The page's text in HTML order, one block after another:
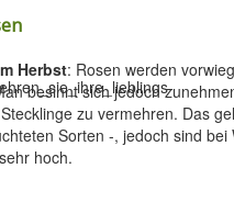
Herbst: Rosen werden
besinnt sich jedoch
zu vermehren. Das
Sorten -, jedoch sind
hoch.